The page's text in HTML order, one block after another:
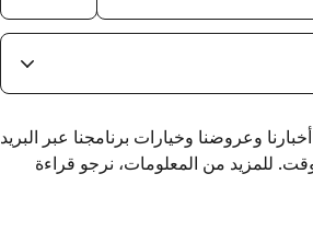
آخر أخبارنا وعروضنا وخيارات برنامجنا عبر البريد
وقت. للمزيد من المعلومات، نرجو قراءة